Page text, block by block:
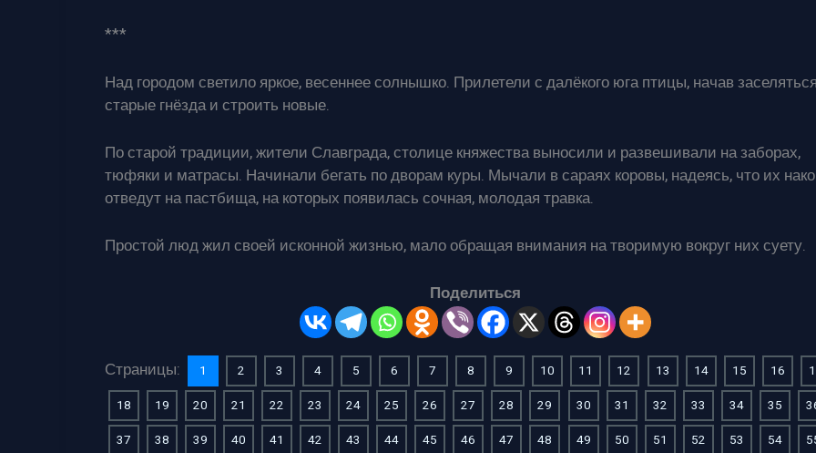
***
Над городом светило яркое, весеннее солнышко. Прилетели с далёкого юга птицы, начав
старые гнёзда и строить новые.
По старой традиции, жители Славграда, столице княжества выносили и развешивали на заборах,
тюфяки и матрасы. Начинали бегать по дворам куры. Мычали в сараях коровы, надеясь, что их
отведут на пастбища, на которых появилась сочная, молодая травка.
Простой люд жил своей исконной жизнью, мало обращая внимания на творимую вокруг них суету.
Поделиться
Страницы: 1 2 3 4 5 6 7 8 9 10 11 12 13 14 15 16
18
19 20 21 22 23 24 25 26 27 28 29 30 31 32 33 34 35
37
38 39 40 41 42 43 44 45 46 47 48 49 50 51 52 53 54